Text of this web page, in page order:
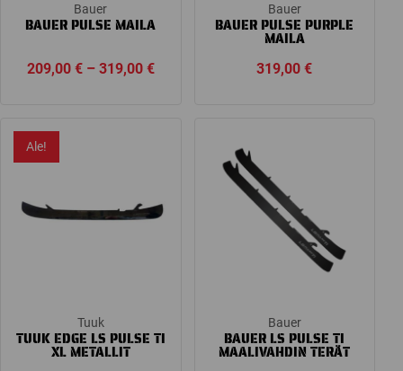
Bauer
BAUER PULSE MAILA
209,00 € – 319,00 €Price
Bauer
BAUER PULSE PURPLE
MAILA
319,00€
Ale!
Tuuk
TUUK EDGE LS PULSE TI
XL METALLIT
Bauer
BAUER LS PULSE TI
MAALIVAHDIN TERÄT